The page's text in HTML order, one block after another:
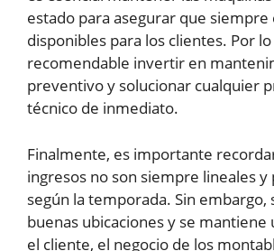
estado para asegurar que siempre
disponibles para los clientes. Por
recomendable invertir en
preventivo y solucionar cualquier
técnico de inmediato.
Finalmente, es importante
ingresos no son siempre lineales
según la temporada. Sin embargo,
buenas ubicaciones y se mantiene
el cliente, el negocio de los